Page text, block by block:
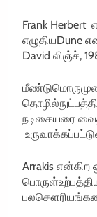
Frank Herbert
எழுதியDune
David லிஞ்ச்,
நடிகையரை
Arrakis என்கிற
பொருள்
பல